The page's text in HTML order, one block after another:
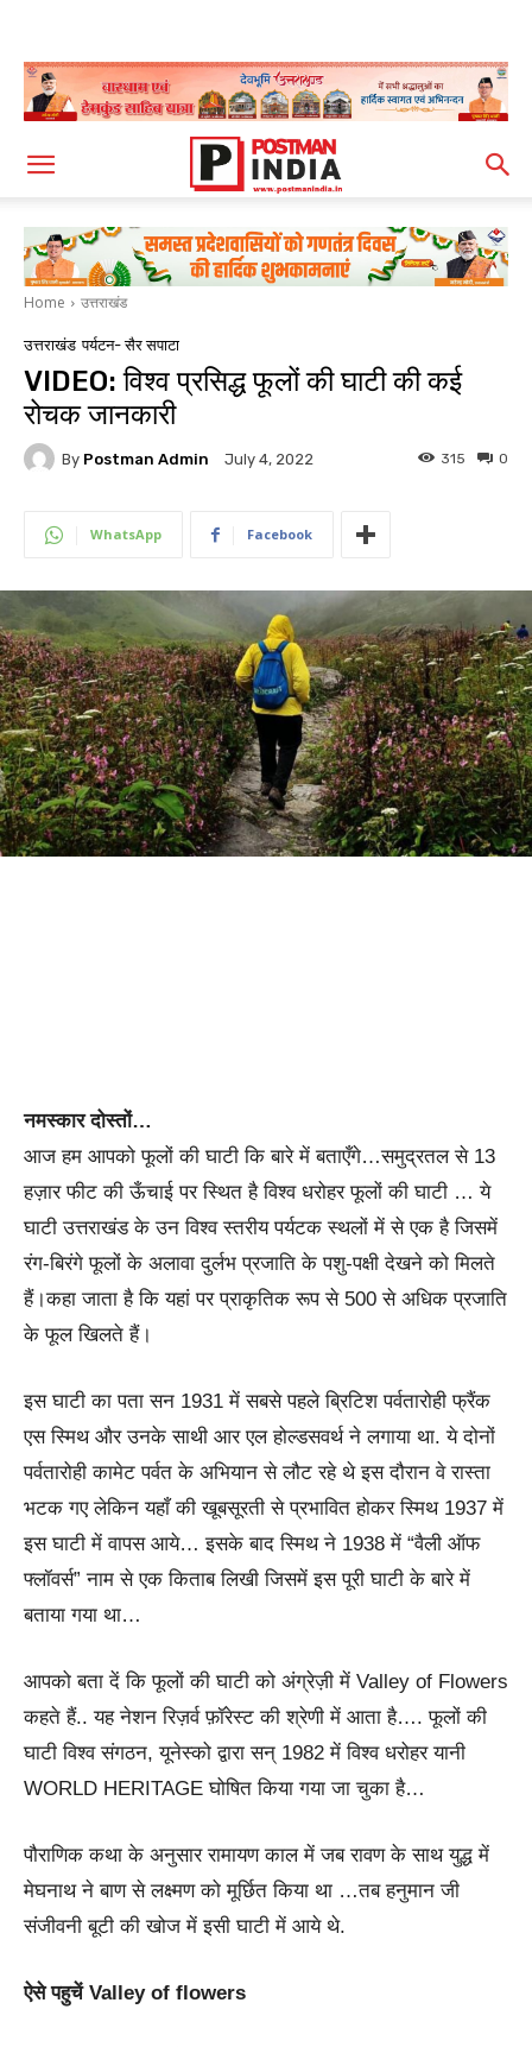
Home उत्तराखंड
उत्तराखंड पर्यटन- सैर सपाटा
VIDEO: विश्व प्रसिद्ध फूलों की घाटी की कई
रोचक जानकारी
By Postman Admin July 4, 2022 0
315
WhatsApp Facebook
नमस्कार दोस्तों…
आज हम आपको फूलों की घाटी कि बारे में बताएँगे…समुद्रतल से 13
हज़ार फीट की ऊँचाई पर स्थित है विश्व धरोहर फूलों की घाटी … ये
घाटी उत्तराखंड के उन विश्व स्तरीय पर्यटक स्थलों में से एक है जिसमें
रंग-बिरंगे फूलों के अलावा दुर्लभ प्रजाति के पशु-पक्षी देखने को मिलते
हैं।कहा जाता है कि यहां पर प्राकृतिक रूप से 500 से अधिक प्रजाति
के फूल खिलते हैं।
इस घाटी का पता सन 1931 में सबसे पहले ब्रिटिश पर्वतारोही फ्रैंक
एस स्मिथ और उनके साथी आर एल होल्डसवर्थ ने लगाया था. ये दोनों
पर्वतारोही कामेट पर्वत के अभियान से लौट रहे थे इस दौरान वे रास्ता
भटक गए लेकिन यहाँ की खूबसूरती से प्रभावित होकर स्मिथ 1937 में
इस घाटी में वापस आये… इसके बाद स्मिथ ने 1938 में “वैली ऑफ
फ्लॉवर्स” नाम से एक किताब लिखी जिसमें इस पूरी घाटी के बारे में
बताया गया था…
आपको बता दें कि फूलों की घाटी को अंग्रेज़ी में Valley of Flowers
कहते हैं.. यह नेशन रिज़र्व फ़ॉरेस्ट की श्रेणी में आता है…. फूलों की
घाटी विश्व संगठन, यूनेस्को द्वारा सन् 1982 में विश्व धरोहर यानी
WORLD HERITAGE घोषित किया गया जा चुका है…
पौराणिक कथा के अनुसार रामायण काल में जब रावण के साथ युद्ध में
मेघनाथ ने बाण से लक्ष्मण को मूर्छित किया था …तब हनुमान जी
संजीवनी बूटी की खोज में इसी घाटी में आये थे.
ऐसे पहुचें Valley of flowers